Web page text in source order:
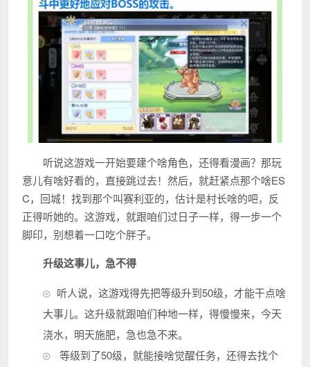
听说这游戏一开始要建个啥角色，还得看漫画？那玩
意儿有啥好看的，直接跳过去！然后，就赶紧点那个啥ES
C，回城！找到那个叫赛利亚的，估计是村长啥的吧，反
正得听她的。这游戏，就跟咱们过日子一样，得一步一个
脚印，别想着一口吃个胖子。
升级这事儿，急不得
听人说，这游戏得先把等级升到50级，才能干点啥
大事儿。这升级就跟咱们种地一样，得慢慢来，今天
浇水，明天施肥，急也急不来。
等级到了50级，就能接啥觉醒任务，还得去找个